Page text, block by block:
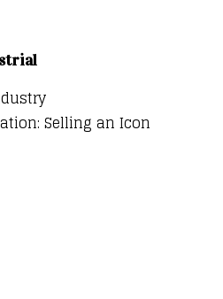
Selling an Icon